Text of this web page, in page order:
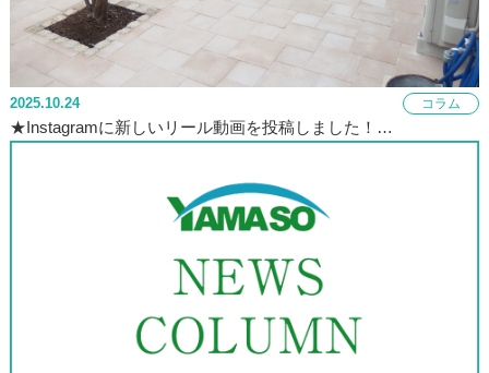
2025.10.24 コラム
★Instagramに新しいリール動画を投稿しました！…